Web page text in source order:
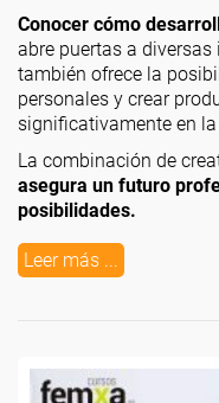
Conocer cómo
abre puertas a
también ofrece la
personales y crear
significativamente en
La combinación de
asegura un futuro
posibilidades.
Leer más ...